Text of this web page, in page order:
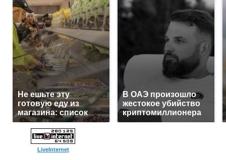
Не ешьте эту
готовую еду из
магазина: список
В ОАЭ произошло
жестокое убийство
криптомиллионера
LiveInternet